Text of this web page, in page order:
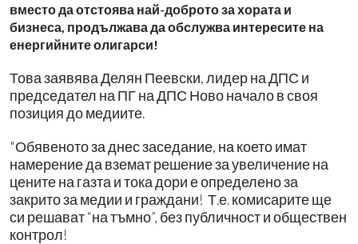
вместо да отстоява най-доброто за хората и
бизнеса, продължава да обслужва интересите на
енергийните олигарси!
Това заявява Делян Пеевски, лидер на ДПС и
председател на ПГ на ДПС Ново начало в своя
позиция до медиите.
"Обявеното за днес заседание, на което имат
намерение да вземат решение за увеличение на
цените на газта и тока дори е определено за
закрито за медии и граждани! Т.е. комисарите ще
си решават “на тъмно”, без публичност и обществен
контрол!